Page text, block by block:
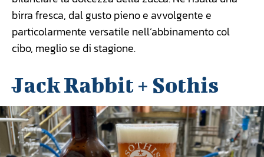
birra fresca, dal gusto pieno e avvolgente e
particolarmente versatile nell’abbinamento col
cibo, meglio se di stagione.
Jack Rabbit + Sothis